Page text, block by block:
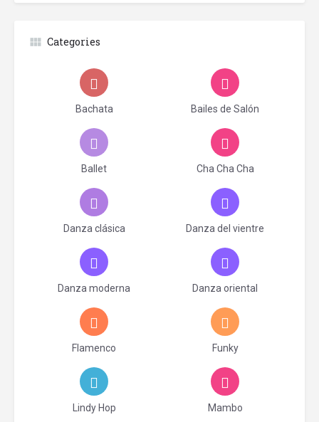
Categories
Bachata Bailes de Salón
Ballet Cha Cha Cha
Danza clásica Danza del vientre
Danza moderna Danza oriental
Flamenco Funky
Lindy Hop Mambo